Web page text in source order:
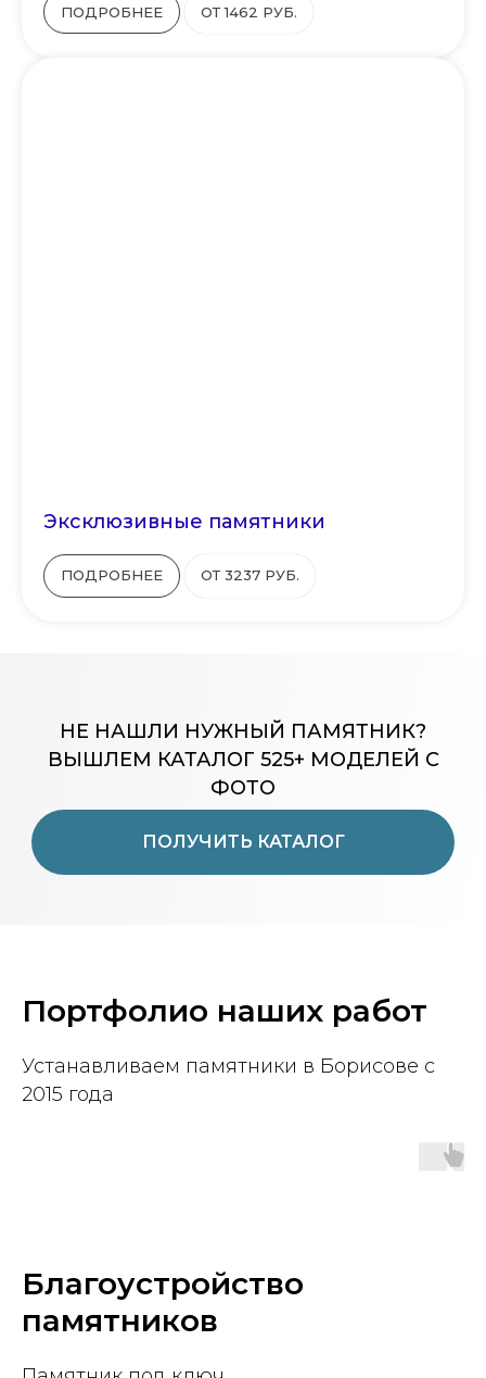
ПОДРОБНЕЕ ОТ 1462 РУБ.
Эксклюзивные памятники
ПОДРОБНЕЕ ОТ 3237 РУБ.
ПОЛУЧИТЬ КАТАЛОГ
НЕ НАШЛИ НУЖНЫЙ ПАМЯТНИК?
ВЫШЛЕМ КАТАЛОГ 525+ МОДЕЛЕЙ С
ФОТО
Портфолио наших работ
Устанавливаем памятники в Борисове с
2015 года
Благоустройство
памятников